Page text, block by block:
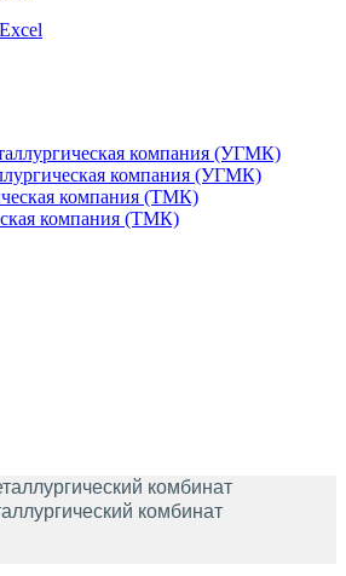
компания (УГМК)
компания (ТМК)
комбинат
комбинат